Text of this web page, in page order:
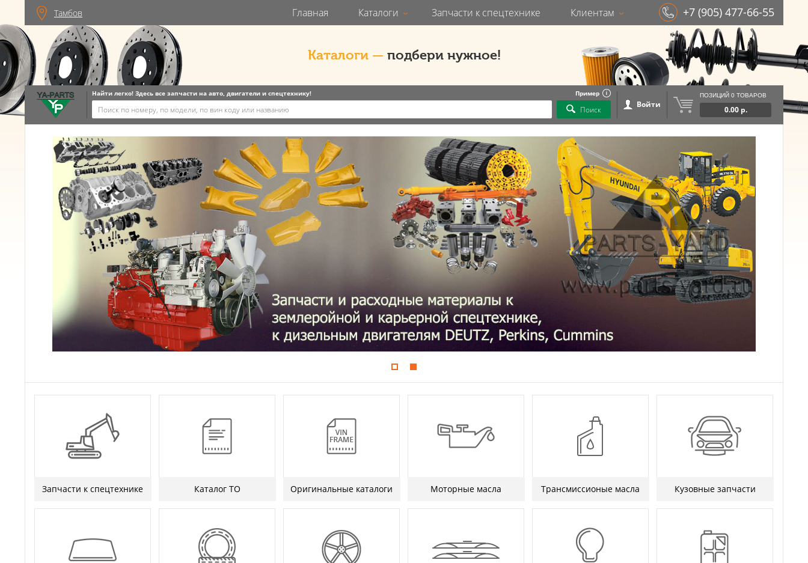
Тамбов Главная Каталоги Запчасти к спецтехнике Клиентам +7 (905) 477-66-55
Каталоги — подбери нужное!
Найти легко! Здесь все запчасти на авто, двигатели и спецтехнику! Пример
Поиск Войти
ПОЗИЦИЙ 0 ТОВАРОВ
0.00 р.
Запчасти к спецтехнике Каталог ТО Оригинальные каталоги Моторные масла Трансмиссионые масла Кузовные запчасти